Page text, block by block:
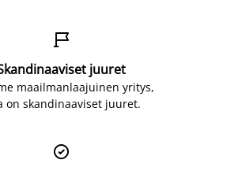

juuret
maailmanlaajuinen yritys,
on skandinaaviset juuret.
